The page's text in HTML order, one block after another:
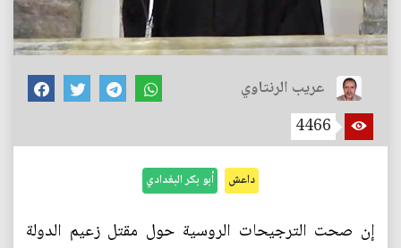
عريب الرنتاوي
4466
داعش أبو بكر البغدادي
إن صحت الترجيحات الروسية حول مقتل زعيم الدولة